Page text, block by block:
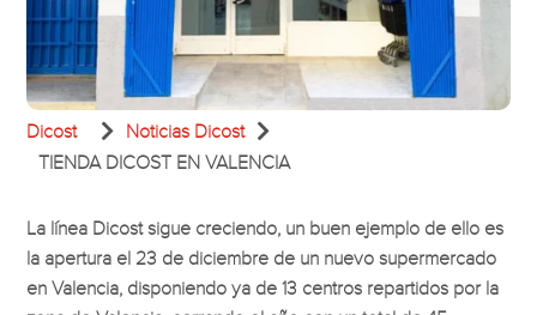
Dicost  Noticias Dicost 
TIENDA DICOST EN VALENCIA
La línea Dicost sigue creciendo, un buen ejemplo de ello es
la apertura el 23 de diciembre de un nuevo supermercado
en Valencia, disponiendo ya de 13 centros repartidos por la